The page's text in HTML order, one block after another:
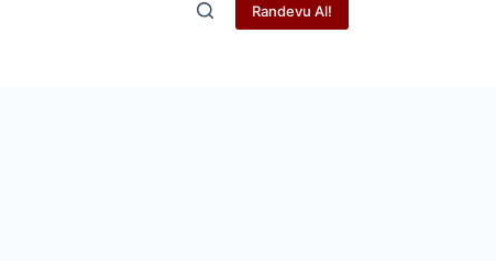
Randevu Al!